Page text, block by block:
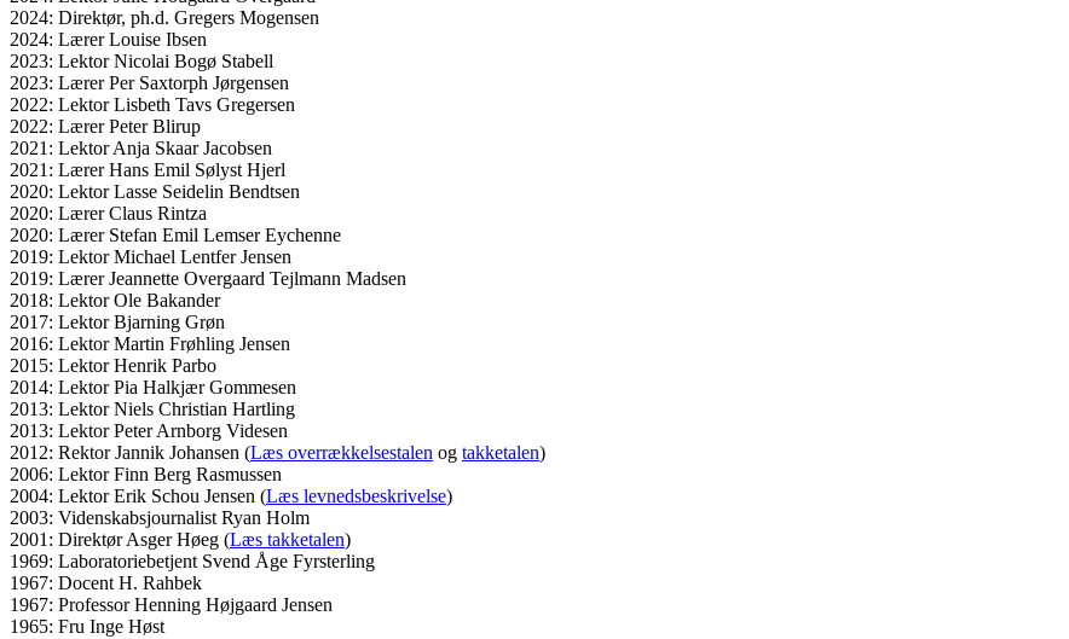
2024: Direktør, ph.d. Gregers Mogensen
2024: Lærer Louise Ibsen
2023: Lektor Nicolai Bogø Stabell
2023: Lærer Per Saxtorph Jørgensen
2022: Lektor Lisbeth Tavs Gregersen
2022: Lærer Peter Blirup
2021: Lektor Anja Skaar Jacobsen
2021: Lærer Hans Emil Sølyst Hjerl
2020: Lektor Lasse Seidelin Bendtsen
2020: Lærer Claus Rintza
2020: Lærer Stefan Emil Lemser Eychenne
2019: Lektor Michael Lentfer Jensen
2019: Lærer Jeannette Overgaard Tejlmann Madsen
2018: Lektor Ole Bakander
2017: Lektor Bjarning Grøn
2016: Lektor Martin Frøhling Jensen
2015: Lektor Henrik Parbo
2014: Lektor Pia Halkjær Gommesen
2013: Lektor Niels Christian Hartling
2013: Lektor Peter Arnborg Videsen
2012: Rektor Jannik Johansen (Læs overrækkelsestalen og takketalen)
2006: Lektor Finn Berg Rasmussen
2004: Lektor Erik Schou Jensen (Læs levnedsbeskrivelse)
2003: Videnskabsjournalist Ryan Holm
2001: Direktør Asger Høeg (Læs takketalen)
1969: Laboratoriebetjent Svend Åge Fyrsterling
1967: Docent H. Rahbek
1967: Professor Henning Højgaard Jensen
1965: Fru Inge Høst